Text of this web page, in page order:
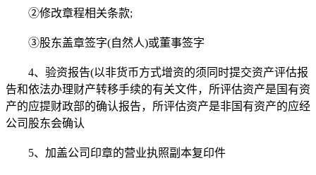
②修改章程相关条款;
③股东盖章签字(自然人)或董事签字
4、验资报告(以非货币方式增资的须同时提交资产评估报
告和依法办理财产转移手续的有关文件，所评估资产是国有资
产的应提财政部的确认报告，所评估资产是非国有资产的应经
公司股东会确认
5、加盖公司印章的营业执照副本复印件